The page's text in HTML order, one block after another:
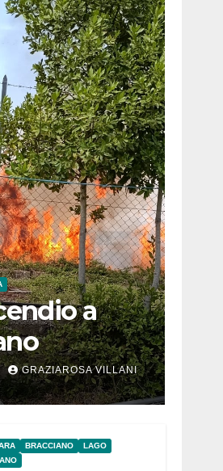
a
GRAZIAROSA VILLANI
BRACCIANO
LAGO